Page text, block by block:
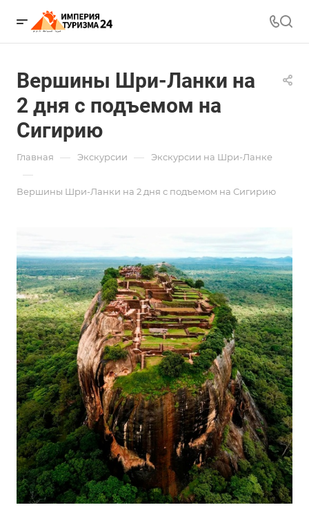
Вершины Шри-Ланки на
2 дня с подъемом на
Сигирию
Главная — Экскурсии — Экскурсии на Шри-Ланке
—
Вершины Шри-Ланки на 2 дня с подъемом на Сигирию